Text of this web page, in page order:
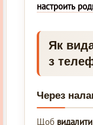
настроить
Як
з
Через
Щоб